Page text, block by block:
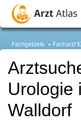
Fachgebiete Facharzt
Urologie
Walldorf